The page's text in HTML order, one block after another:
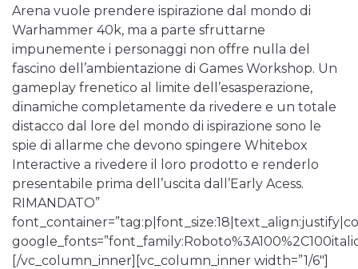
Arena vuole prendere ispirazione dal mondo di
Warhammer 40k, ma a parte sfruttarne
impunemente i personaggi non offre nulla del
fascino dell’ambientazione di Games Workshop. Un
gameplay frenetico al limite dell’esasperazione,
dinamiche completamente da rivedere e un totale
distacco dal lore del mondo di ispirazione sono le
spie di allarme che devono spingere Whitebox
Interactive a rivedere il loro prodotto e renderlo
presentabile prima dell’uscita dall’Early Acess.
RIMANDATO”
[/vc_column_inner][vc_column_inner width=”1/6″]